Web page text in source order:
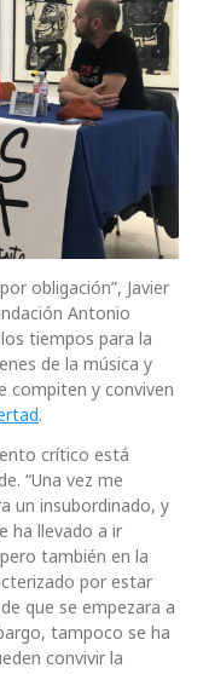
obligación”, Javier
Antonio
tiempos para la
de la música y
compiten y conviven
.
crítico está
“Una vez me
un insubordinado, y
ha llevado a ir
también en la
por estar
que se empezara a
tampoco se ha
convivir la